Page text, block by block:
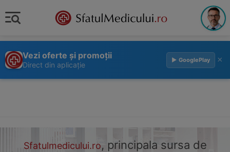
Vezi oferte și promoții
Direct din aplicație
▶ GooglePlay ×
Sfatulmedicului.ro, principala sursa de